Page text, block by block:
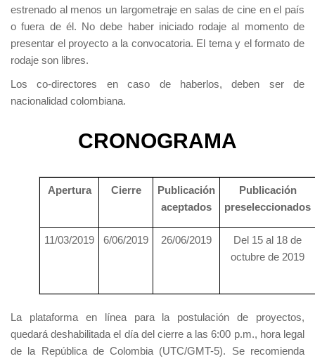
estrenado al menos un largometraje en salas de cine en el país
o fuera de él. No debe haber iniciado rodaje al momento de
presentar el proyecto a la convocatoria. El tema y el formato de
rodaje son libres.
Los co-directores en caso de haberlos, deben ser de
nacionalidad colombiana.
CRONOGRAMA
Apertura Cierre
Publicación
aceptados
Publicación
preseleccionados
11/03/2019 6/06/2019 26/06/2019
Del 15 al 18 de
octubre de 2019
La plataforma en línea para la postulación de proyectos,
quedará deshabilitada el día del cierre a las 6:00 p.m., hora legal
de la República de Colombia (UTC/GMT-5). Se recomienda